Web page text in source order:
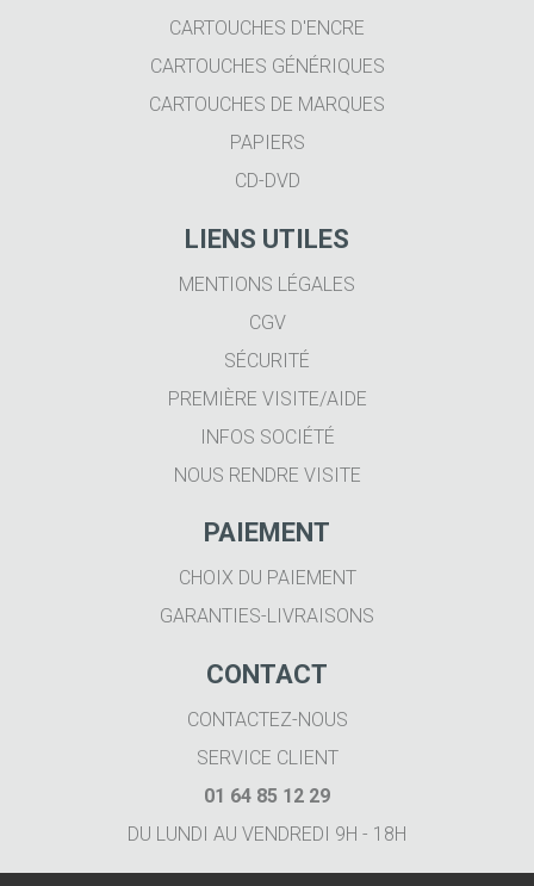
CARTOUCHES D'ENCRE
CARTOUCHES GÉNÉRIQUES
CARTOUCHES DE MARQUES
PAPIERS
CD-DVD
LIENS UTILES
MENTIONS LÉGALES
CGV
SÉCURITÉ
PREMIÈRE VISITE/AIDE
INFOS SOCIÉTÉ
NOUS RENDRE VISITE
PAIEMENT
CHOIX DU PAIEMENT
GARANTIES-LIVRAISONS
CONTACT
CONTACTEZ-NOUS
SERVICE CLIENT
01 64 85 12 29
DU LUNDI AU VENDREDI 9H - 18H